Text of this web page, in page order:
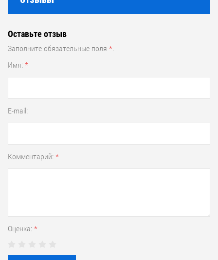
Оставьте отзыв
Заполните обязательные поля *.
Имя: *
E-mail:
Комментарий: *
Оценка: *